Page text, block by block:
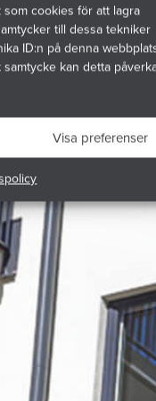
cookies för att lagra
till dessa tekniker
ID:n på denna
kan detta
Visa preferenser